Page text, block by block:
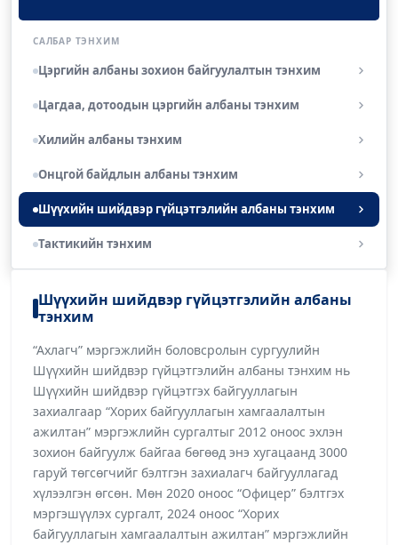
САЛБАР ТЭНХИМ
Цэргийн албаны зохион байгуулалтын тэнхим
Цагдаа, дотоодын цэргийн албаны тэнхим
Хилийн албаны тэнхим
Онцгой байдлын албаны тэнхим
Шүүхийн шийдвэр гүйцэтгэлийн албаны тэнхим
Тактикийн тэнхим
Шүүхийн шийдвэр гүйцэтгэлийн албаны
тэнхим
“Ахлагч” мэргэжлийн боловсролын сургуулийн
Шүүхийн шийдвэр гүйцэтгэлийн албаны тэнхим нь
Шүүхийн шийдвэр гүйцэтгэх байгууллагын
захиалгаар “Хорих байгууллагын хамгаалалтын
ажилтан” мэргэжлийн сургалтыг 2012 оноос эхлэн
зохион байгуулж байгаа бөгөөд энэ хугацаанд 3000
гаруй төгсөгчийг бэлтгэн захиалагч байгууллагад
хүлээлгэн өгсөн. Мөн 2020 оноос “Офицер” бэлтгэх
мэргэшүүлэх сургалт, 2024 оноос “Хорих
байгууллагын хамгаалалтын ажилтан” мэргэжлийн